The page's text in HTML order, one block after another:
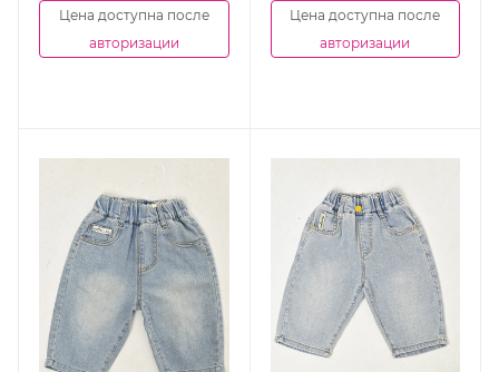
Цена доступна после
авторизации
Цена доступна после
авторизации